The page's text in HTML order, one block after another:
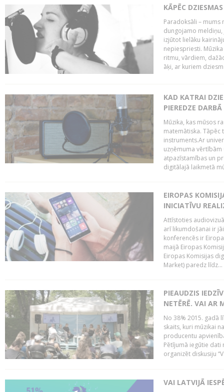
KĀPĒC
Paradoksāli – mums
dungojamo
izjūtot lielāku
nepiespriesti.
ritmu, vārdiem,
āķi, ar kuriem
KAD KATRAI
PIEREDZE
Mūzika, kas mūsos
matemātiska. Tāpēc
instruments.Ar
uzņēmuma
atpazīstamības un
digitālajā laikmetā
EIROPAS
INICIATĪVU
Attīstoties
arī likumdošanai ir
konferencēs ir
maijā Eiropas
Eiropas Komisijas
Market) paredz līdz...
PIEAUDZIS
NETĒRĒ. VAI AR
No 38% 2015. gadā
skaits, kuri mūzikai
producentu
Pētījumā iegūtie dati
organizēt diskusiju
VAI LATVIJĀ